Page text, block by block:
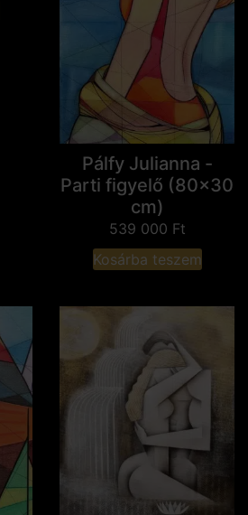
Pálfy Julianna -
Parti figyelő (80x30
cm)
539 000 Ft
Kosárba teszem